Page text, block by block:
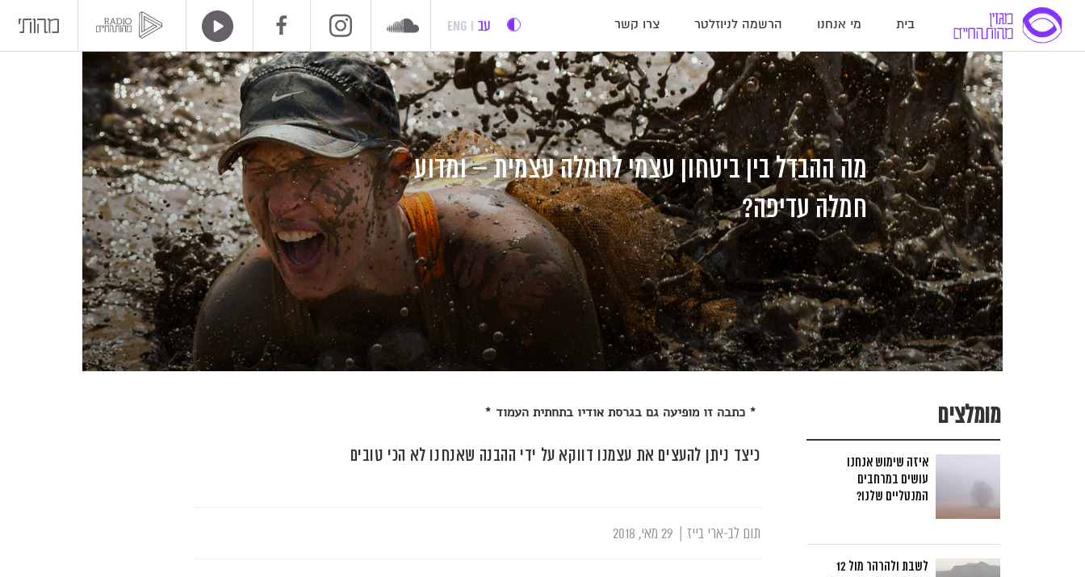
בית מי אנחנו הרשמה לניוזלטר צרו קשר עב ENG
מה ההבדל בין ביטחון עצמי לחמלה עצמית – ומדוע
חמלה עדיפה?
* כתבה זו מופיעה גם בגרסת אודיו בתחתית העמוד *
כיצד ניתן להעצים את עצמנו דווקא על ידי ההבנה שאנחנו לא הכי טובים
תום לב-ארי בייז
מומלצים
איזה שימוש אנחנו
עושים במרחבים
המנטליים שלנו?
לשבת ולהרהר מול 12